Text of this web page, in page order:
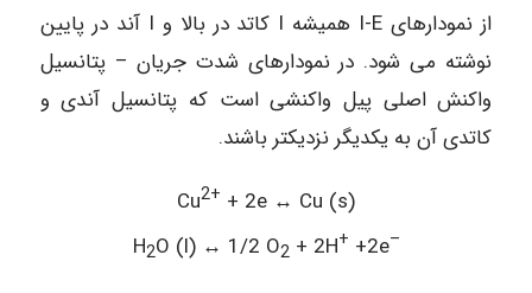
از نمودارهای I-E همیشه I کاتد در بالا و I آند در پایین
نوشته می شود. در نمودارهای شدت جریان – پتانسیل
واکنش اصلی پیل واکنشی است که پتانسیل آندی و
کاتدی آن به یکدیگر نزدیکتر باشند.
Cu2+ + 2e ↔ Cu (s)
H2O (l) ↔ 1/2 O2 + 2H+ +2e–